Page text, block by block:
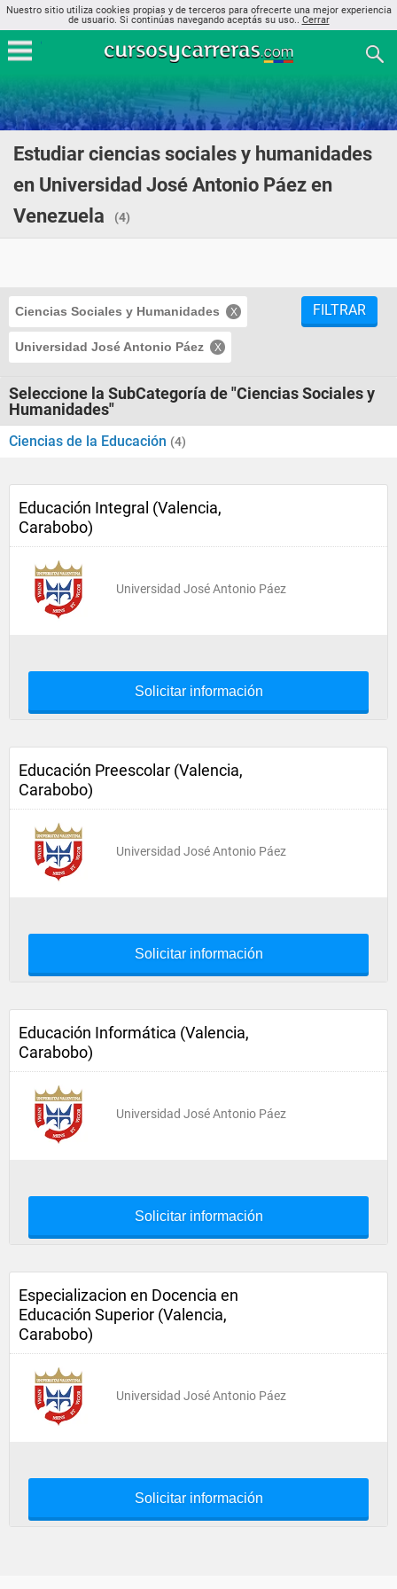
Nuestro sitio utiliza cookies propias y de terceros para ofrecerte una mejor experiencia
de usuario. Si continúas navegando aceptás su uso.. Cerrar
Estudiar ciencias sociales y humanidades
en Universidad José Antonio Páez en
Venezuela
(4)
Ciencias Sociales y Humanidades
Universidad José Antonio Páez
FILTRAR
Seleccione la SubCategoría de "Ciencias Sociales y
Humanidades"
Ciencias de la Educación (4)
Educación Integral (Valencia,
Carabobo)
Universidad José Antonio Páez
Solicitar información
Educación Preescolar (Valencia,
Carabobo)
Universidad José Antonio Páez
Solicitar información
Educación Informática (Valencia,
Carabobo)
Universidad José Antonio Páez
Solicitar información
Especializacion en Docencia en
Educación Superior (Valencia,
Carabobo)
Universidad José Antonio Páez
Solicitar información